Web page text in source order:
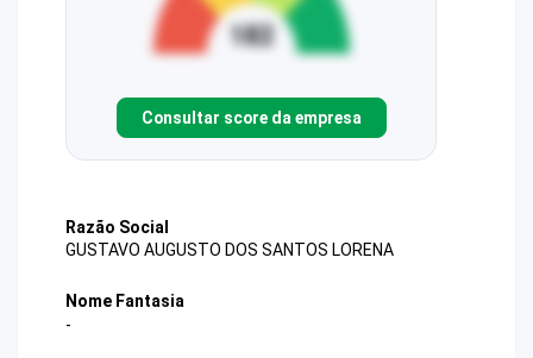
Consultar score da empresa
Razão Social
GUSTAVO AUGUSTO DOS SANTOS LORENA
Nome Fantasia
-